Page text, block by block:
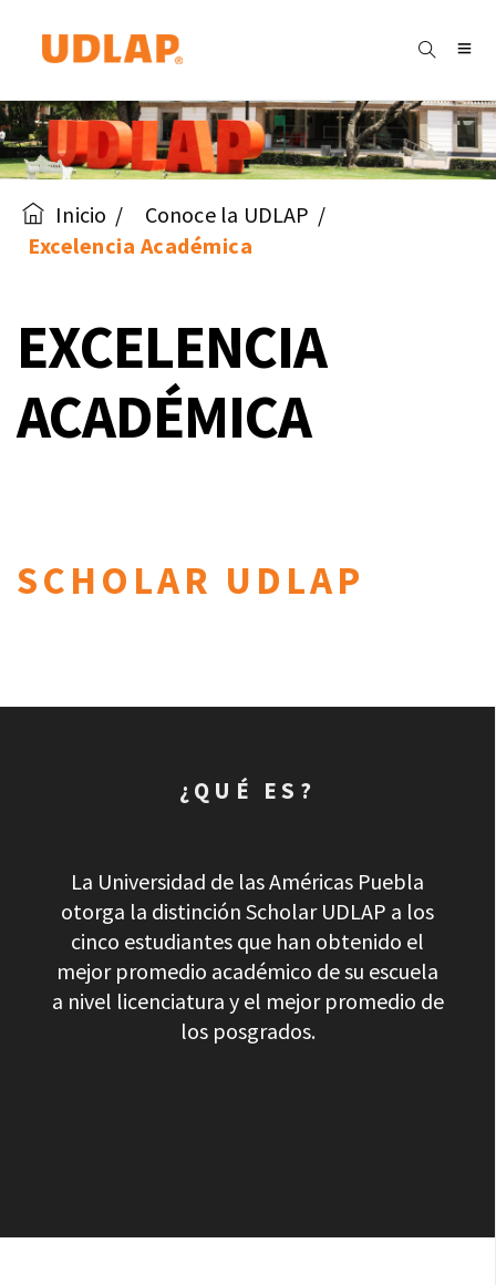
Inicio
Conoce la UDLAP
Excelencia Académica
EXCELENCIA
ACADÉMICA
SCHOLAR UDLAP
¿QUÉ ES?
La Universidad de las Américas Puebla
otorga la distinción Scholar UDLAP a los
cinco estudiantes que han obtenido el
mejor promedio académico de su escuela
a nivel licenciatura y el mejor promedio de
los posgrados.